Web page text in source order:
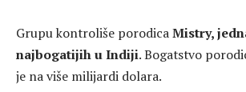
Grupu kontroliše porodicaMistry,
najbogatijih u Indiji. Bogatstvo
je na više milijardi dolara.